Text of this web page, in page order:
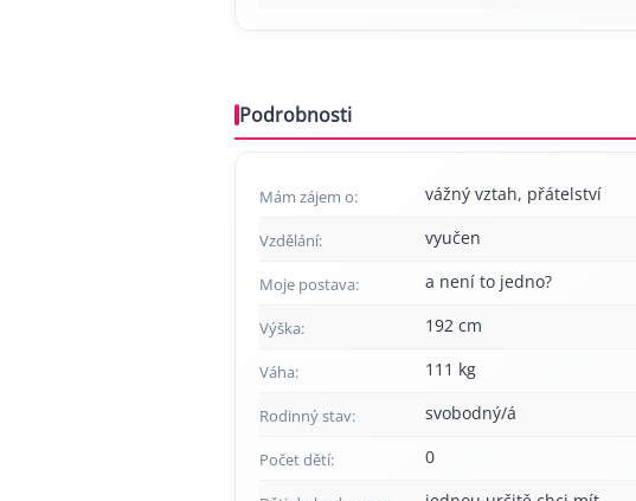
Podrobnosti
Mám zájem o: vážný vztah, přátelství
Vzdělání: vyučen
Moje postava: a není to jedno?
Výška: 192 cm
Váha: 111 kg
Rodinný stav: svobodný/á
Počet dětí: 0